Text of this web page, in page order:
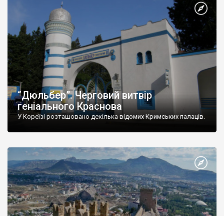
“Дюльбер”. Черговий витвір
геніального Краснова
У Кореїзі розташовано декілька відомих Кримських палаців.